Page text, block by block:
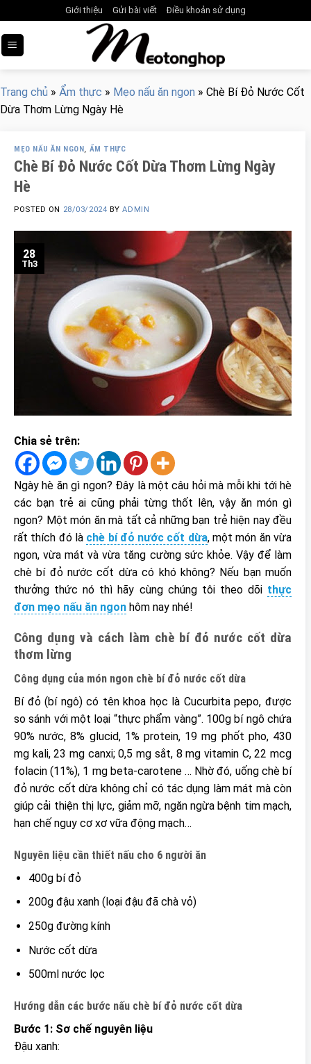
to
content
Giới thiệu Gửi bài viết Điều khoản sử dụng
Trang chủ » Ẩm thực » Mẹo nấu ăn ngon » Chè Bí Đỏ Nước Cốt
Dừa Thơm Lừng Ngày Hè
MẸO NẤU ĂN NGON, ẨM THỰC
Chè Bí Đỏ Nước Cốt Dừa Thơm Lừng Ngày
Hè
POSTED ON 28/03/2024 BYADMIN
28
Th3
Chia sẻ trên:
Ngày hè ăn gì ngon? Đây là một câu hỏi mà mỗi khi tới hè
các bạn trẻ ai cũng phải từng thốt lên, vậy ăn món gì
ngon? Một món ăn mà tất cả những bạn trẻ hiện nay đều
rất thích đó là chè bí đỏ nước cốt dừa, một món ăn vừa
ngon, vừa mát và vừa tăng cường sức khỏe. Vậy để làm
chè bí đỏ nước cốt dừa có khó không? Nếu bạn muốn
thưởng thức nó thì hãy cùng chúng tôi theo dõi thực
đơn mẹo nấu ăn ngon hôm nay nhé!
Công dụng và cách làm chè bí đỏ nước cốt dừa
thơm lừng
Công dụng của món ngon chè bí đỏ nước cốt dừa
Bí đỏ (bí ngô) có tên khoa học là Cucurbita pepo, được
so sánh với một loại “thực phẩm vàng”. 100g bí ngô chứa
90% nước, 8% glucid, 1% protein, 19 mg phốt pho, 430
mg kali, 23 mg canxi; 0,5 mg sắt, 8 mg vitamin C, 22 mcg
folacin (11%), 1 mg beta-carotene … Nhờ đó, uống chè bí
đỏ nước cốt dừa không chỉ có tác dụng làm mát mà còn
giúp cải thiện thị lực, giảm mỡ, ngăn ngừa bệnh tim mạch,
hạn chế nguy cơ xơ vữa động mạch…
Nguyên liệu cần thiết nấu cho 6 người ăn
400g bí đỏ
200g đậu xanh (loại đậu đã chà vỏ)
250g đường kính
Nước cốt dừa
500ml nước lọc
Hướng dẫn các bước nấu chè bí đỏ nước cốt dừa
Bước 1: Sơ chế nguyên liệu
Đậu xanh: